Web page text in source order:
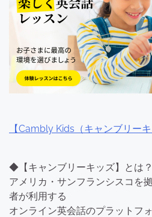
【Cambly Kids（キャンブリーキ
◆【キャンブリーキッズ】とは
アメリカ・サンフランシスコを
者が利用する
オンライン英会話のプラットフ